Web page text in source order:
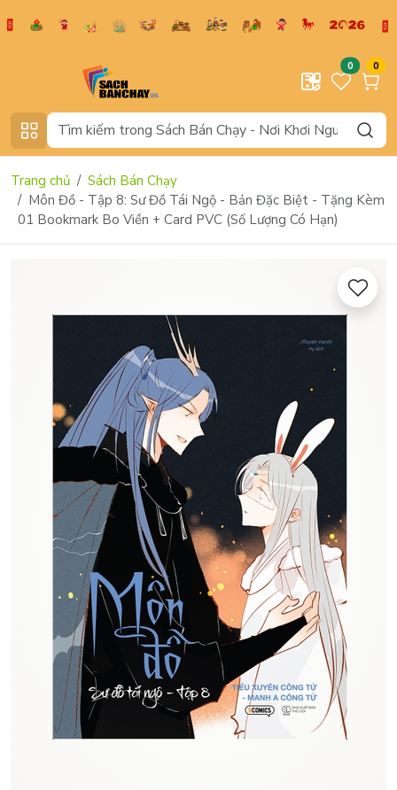
0 0
Trang chủ
Sách Bán Chạy
Môn Đồ - Tập 8: Sư Đồ Tái Ngộ - Bản Đặc Biệt - Tặng Kèm
01 Bookmark Bo Viền + Card PVC (Số Lượng Có Hạn)